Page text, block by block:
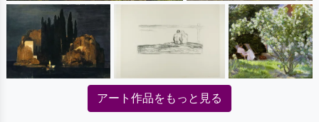
アート作品をもっと見る